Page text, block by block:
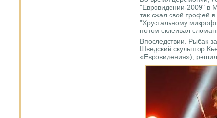
"Евровидении-2009" в
так сжал свой трофей
"Хрустальному
потом склеивал
Впоследствии, Рыбак
Шведский скульптор
«Евровидения»),